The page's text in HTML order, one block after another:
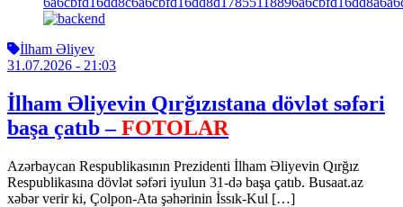
İlham Əliyev
31.07.2026 - 21:03
İlham Əliyevin Qırğızıstana dövlət səfəri
başa çatıb –FOTOLAR
Azərbaycan Respublikasının Prezidenti İlham Əliyevin Qırğız
Respublikasına dövlət səfəri iyulun 31-də başa çatıb. Busaat.az
xəbər verir ki, Çolpon-Ata şəhərinin İssık-Kul […]